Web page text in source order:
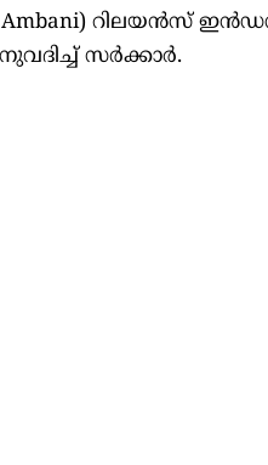
റിലയന്‍സ്
സര്‍ക്കാര്‍.